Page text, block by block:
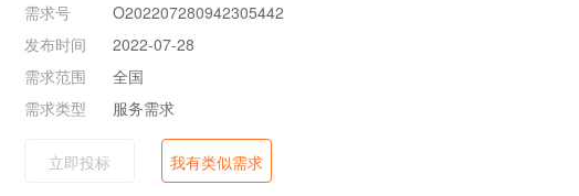
需求号
发布时间
需求范围
需求类型
O202207280942305442
2022-07-28
全国
服务需求
立即投标 我有类似需求